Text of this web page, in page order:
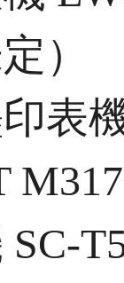
）
表